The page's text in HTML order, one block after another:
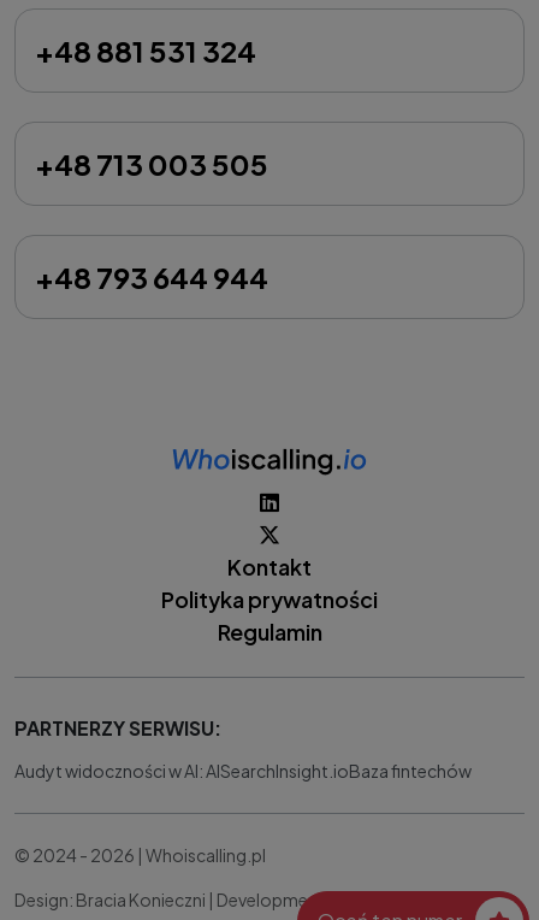
+48 881 531 324
+48 713 003 505
+48 793 644 944
Kontakt
Polityka prywatności
Regulamin
PARTNERZY SERWISU:
Audyt widoczności w AI: AISearchInsight.ioBaza fintechów
© 2024 - 2026 | Whoiscalling.pl
Design: Bracia Konieczni | Development: